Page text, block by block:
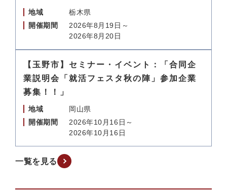
地域
栃木県
開催期間
2026年8月19日～
2026年8月20日
【玉野市】セミナー・イベント：「合同企
業説明会「就活フェスタ秋の陣」参加企業
募集！！」
地域
岡山県
開催期間
2026年10月16日～
2026年10月16日
一覧を見る